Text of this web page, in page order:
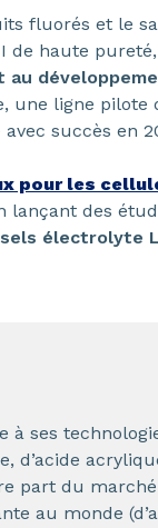
fluorés et le
de haute pureté,
une ligne
succès en
pour les
des
électrolyte
à ses
d’acide
part du
au monde